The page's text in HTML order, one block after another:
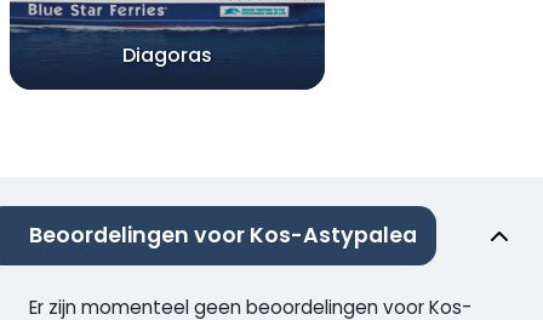
Diagoras
Beoordelingen voor Kos-Astypalea
Er zijn momenteel geen beoordelingen voor Kos-